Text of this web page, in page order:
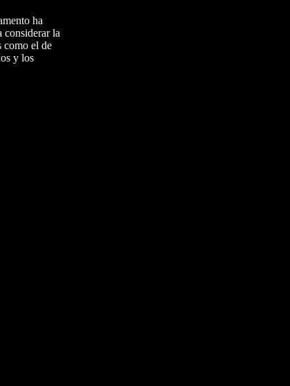
ha
considerar la
como el de
y los